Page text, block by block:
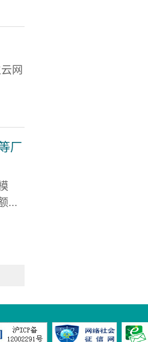
网
厂
...